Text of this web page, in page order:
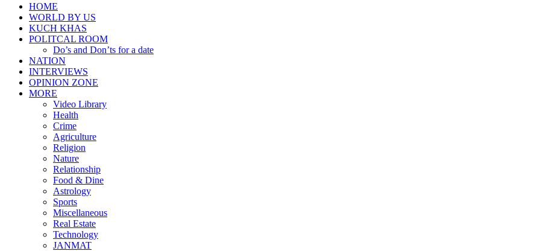
HOME
WORLD BY US
KUCH KHAS
POLITCAL ROOM
Do’s and Don’ts for a date
NATION
INTERVIEWS
OPINION ZONE
MORE
Video Library
Health
Crime
Agriculture
Religion
Nature
Relationship
Food & Dine
Astrology
Sports
Miscellaneous
Real Estate
Technology
JANMAT